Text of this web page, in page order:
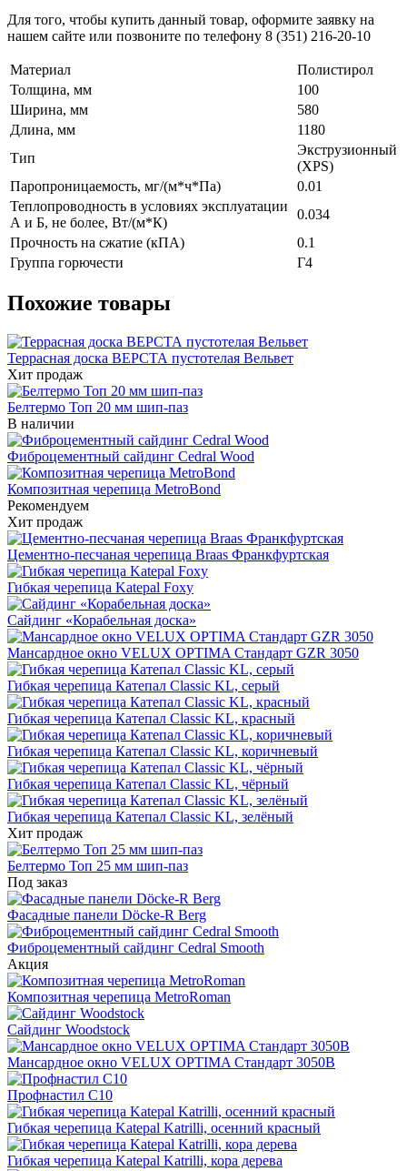
Для того, чтобы купить данный товар, оформите заявку на
нашем сайте или позвоните по телефону 8 (351) 216-20-10
Материал
Полистирол
Толщина, мм
100
Ширина, мм
580
Длина, мм
1180
Тип
Экструзионный
(XPS)
Паропроницаемость, мг/(м*ч*Па)
0.01
Теплопроводность в условиях эксплуатации
А и Б, не более, Вт/(м*К)
0.034
Прочность на сжатие (кПА)
0.1
Группа горючести
Г4
Похожие товары
Террасная доска ВЕРСТА пустотелая Вельвет
Хит продаж
Белтермо Топ 20 мм шип-паз
В наличии
Фиброцементный сайдинг Cedral Wood
Композитная черепица MetroBond
Рекомендуем
Хит продаж
Цементно-песчаная черепица Braas Франкфуртская
Гибкая черепица Katepal Foxy
Сайдинг «Корабельная доска»
Мансардное окно VELUX OPTIMA Стандарт GZR 3050
Гибкая черепица Катепал Classic KL, серый
Гибкая черепица Катепал Classic KL, красный
Гибкая черепица Катепал Classic KL, коричневый
Гибкая черепица Катепал Classic KL, чёрный
Гибкая черепица Катепал Classic KL, зелёный
Хит продаж
Белтермо Топ 25 мм шип-паз
Под заказ
Фасадные панели Döcke-R Berg
Фиброцементный сайдинг Cedral Smooth
Акция
Композитная черепица MetroRoman
Cайдинг Woodstock
Мансардное окно VELUX OPTIMA Стандарт 3050B
Профнастил С10
Гибкая черепица Katepal Katrilli, осенний красный
Гибкая черепица Katepal Katrilli, кора дерева